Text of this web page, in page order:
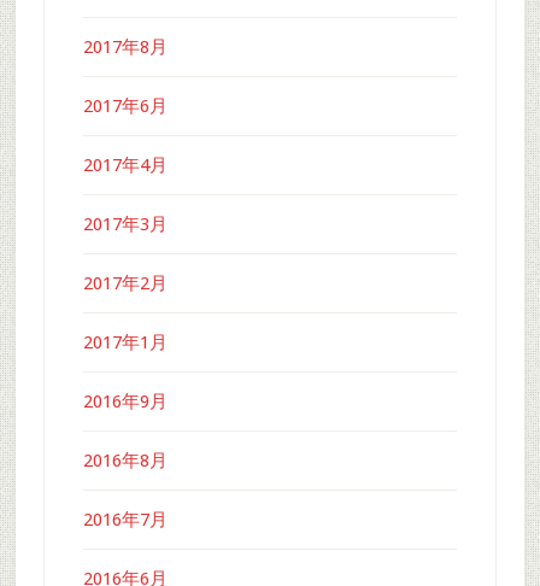
2017年8月
2017年6月
2017年4月
2017年3月
2017年2月
2017年1月
2016年9月
2016年8月
2016年7月
2016年6月